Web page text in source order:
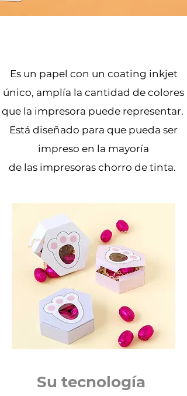
Es un papel con un coating inkjet
único, amplía la cantidad de colores
que la impresora puede representar.
Está diseñado para que pueda ser
impreso en la mayoría
de las impresoras chorro de tinta.
Su tecnología